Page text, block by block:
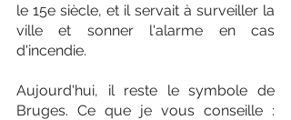
le 15e siècle, et il servait à surveiller la
ville et sonner l'alarme en cas
d'incendie.
Aujourd'hui, il reste le symbole de
Bruges. Ce que je vous conseille :